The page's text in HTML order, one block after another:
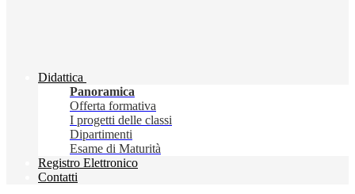
Didattica
Panoramica
Offerta formativa
I progetti delle classi
Dipartimenti
Esame di Maturità
Registro Elettronico
Contatti